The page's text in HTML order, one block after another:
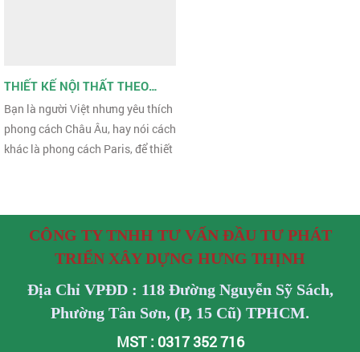
THIẾT KẾ NỘI THẤT THEO
PHONG CÁCH CHÂU ÂU
Bạn là người Việt nhưng yêu thích
phong cách Châu Âu, hay nói cách
khác là phong cách Paris, để thiết
CÔNG TY TNHH TƯ VẤN ĐẦU TƯ PHÁT
TRIỂN XÂY DỰNG HƯNG THỊNH
Địa Chỉ VPĐD : 118 Đường Nguyễn Sỹ Sách,
Phường Tân Sơn, (P, 15 Cũ) TPHCM.
MST : 0317 352 716